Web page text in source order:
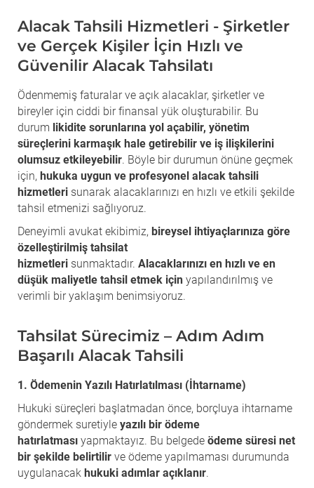
Alacak Tahsili Hizmetleri - Şirketler
ve Gerçek Kişiler İçin Hızlı ve
Güvenilir Alacak Tahsilatı
Ödenmemiş faturalar ve açık alacaklar, şirketler ve
bireyler için ciddi bir finansal yük oluşturabilir. Bu
durum likidite sorunlarına yol açabilir, yönetim
süreçlerini karmaşık hale getirebilir ve iş ilişkilerini
olumsuz etkileyebilir. Böyle bir durumun önüne geçmek
için, hukuka uygun ve profesyonel alacak tahsili
hizmetleri sunarak alacaklarınızı en hızlı ve etkili şekilde
tahsil etmenizi sağlıyoruz.
Deneyimli avukat ekibimiz, bireysel ihtiyaçlarınıza göre
özelleştirilmiş tahsilat
hizmetleri sunmaktadır. Alacaklarınızı en hızlı ve en
düşük maliyetle tahsil etmek için yapılandırılmış ve
verimli bir yaklaşım benimsiyoruz.
Tahsilat Sürecimiz – Adım Adım
Başarılı Alacak Tahsili
1. Ödemenin Yazılı Hatırlatılması (İhtarname)
Hukuki süreçleri başlatmadan önce, borçluya ihtarname
göndermek suretiyle yazılı bir ödeme
hatırlatması yapmaktayız. Bu belgede ödeme süresi net
bir şekilde belirtilir ve ödeme yapılmaması durumunda
uygulanacak hukuki adımlar açıklanır.